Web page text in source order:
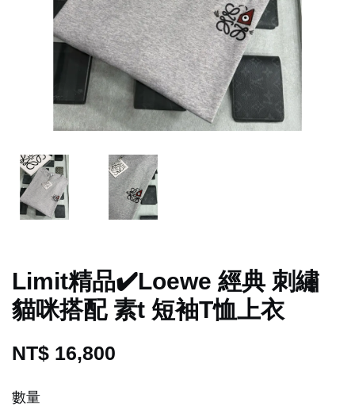
Limit精品✔️Loewe 經典 刺繡
貓咪搭配 素t 短袖T恤上衣
NT$ 16,800
數量